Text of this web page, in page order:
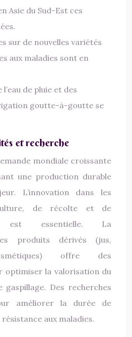
Asie du Sud-Est ces
sur de nouvelles variétés
aux maladies sont en
l’eau de pluie et des
goutte-à-goutte se
et recherche
mondiale croissante
une production durable
L’innovation dans les
de récolte et de
est essentielle. La
produits dérivés (jus,
offre des
optimiser la valorisation du
Des recherches
améliorer la durée de
aux maladies.